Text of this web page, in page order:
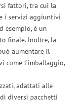
fattori, tra cui la
i servizi aggiuntivi
esempio, è un
finale. Inoltre, la
aumentare il
come l’imballaggio,
adattati alle
diversi pacchetti